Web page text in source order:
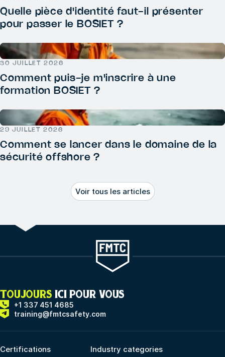
Quelle pièce d'identité faut-il présenter
pour passer le BOSIET ?
30 JUILLET 2026
Comment puis-je m'inscrire à une
formation BOSIET ?
29 JUILLET 2026
Comment se lancer dans le domaine de la
sécurité offshore ?
Voir tous les articles
TOUJOURS ICI POUR VOUS
+1 337 451 4685
training@fmtcsafety.com
Certifications Industry categories